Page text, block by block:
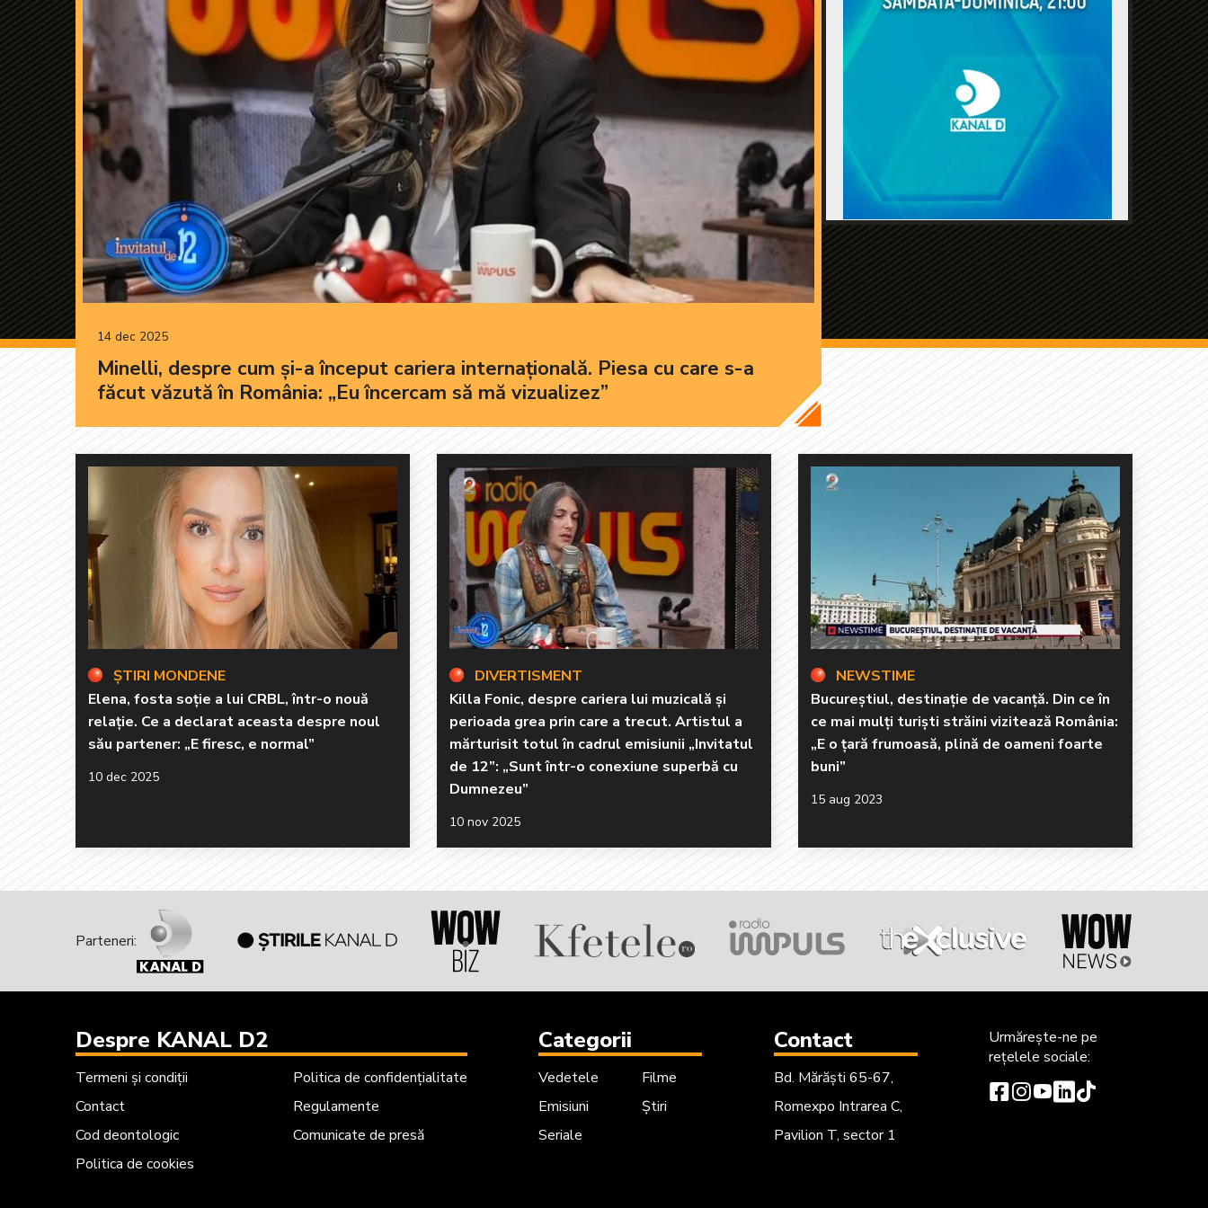
14 dec 2025
Minelli, despre cum și-a început cariera internațională. Piesa cu care s-a
făcut văzută în România: „Eu încercam să mă vizualizez”
ȘTIRI MONDENE
Elena, fosta soție a lui CRBL, într-o nouă
relație. Ce a declarat aceasta despre noul
său partener: „E firesc, e normal”
10 dec 2025
DIVERTISMENT
Killa Fonic, despre cariera lui muzicală și
perioada grea prin care a trecut. Artistul a
mărturisit totul în cadrul emisiunii „Invitatul
de 12”: „Sunt într-o conexiune superbă cu
Dumnezeu”
10 nov 2025
NEWSTIME
Bucureștiul, destinație de vacanță. Din ce în
ce mai mulți turiști străini vizitează România:
„E o țară frumoasă, plină de oameni foarte
buni”
15 aug 2023
Parteneri:
Despre KANAL D2
Termeni și condiții
Contact
Cod deontologic
Politica de cookies
Politica de confidențialitate
Regulamente
Comunicate de presă
Categorii
Vedetele
Emisiuni
Seriale
Filme
Știri
Contact
Bd. Mărăști 65-67,
Romexpo Intrarea C,
Pavilion T, sector 1
Urmărește-ne pe
rețelele sociale: